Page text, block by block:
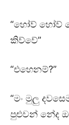
“හෝව් හෝව්
කිව්වේ”
“එහෙනම්?”
“මං මුලු
පුළුවන් නේද